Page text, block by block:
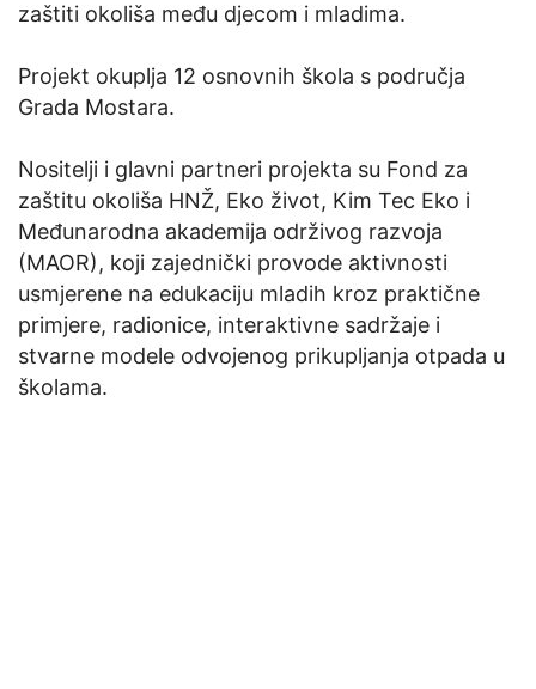
zaštiti okoliša među djecom i mladima.
Projekt okuplja 12 osnovnih škola s područja
Grada Mostara.
Nositelji i glavni partneri projekta su Fond za
zaštitu okoliša HNŽ, Eko život, Kim Tec Eko i
Međunarodna akademija održivog razvoja
(MAOR), koji zajednički provode aktivnosti
usmjerene na edukaciju mladih kroz praktične
primjere, radionice, interaktivne sadržaje i
stvarne modele odvojenog prikupljanja otpada u
školama.